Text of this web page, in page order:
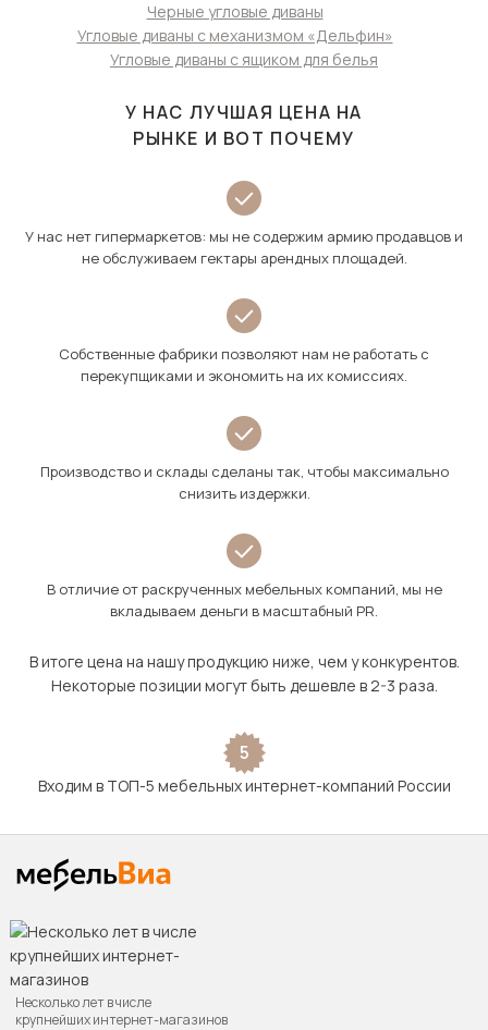
Черные угловые диваны
Угловые диваны с механизмом «Дельфин»
Угловые диваны с ящиком для белья
У НАС ЛУЧШАЯ ЦЕНА НА
РЫНКЕ И ВОТ ПОЧЕМУ
У нас нет гипермаркетов: мы не содержим армию продавцов и
не обслуживаем гектары арендных площадей.
Собственные фабрики позволяют нам не работать с
перекупщиками и экономить на их комиссиях.
Производство и склады сделаны так, чтобы максимально
снизить издержки.
В отличие от раскрученных мебельных компаний, мы не
вкладываем деньги в масштабный PR.
В итоге цена на нашу продукцию ниже, чем у конкурентов.
Некоторые позиции могут быть дешевле в 2-3 раза.
5
Входим в ТОП-5 мебельных интернет-компаний России
Несколько лет в числе
крупнейших интернет-магазинов